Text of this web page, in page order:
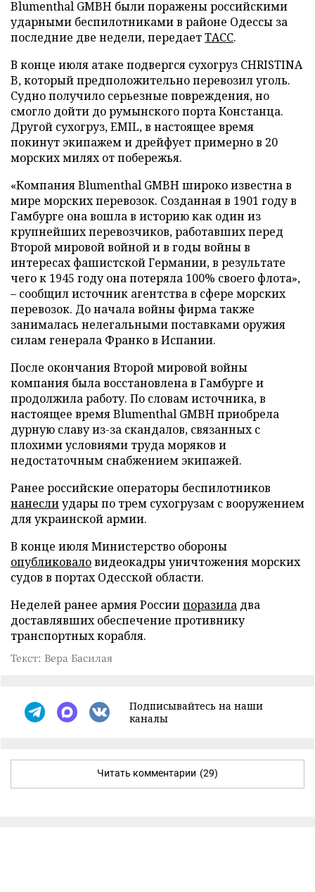
Blumenthal GMBH были поражены российскими
ударными беспилотниками в районе Одессы за
последние две недели, передаетТАСС.
В конце июля атаке подвергся сухогруз CHRISTINA
B, который предположительно перевозил уголь.
Судно получило серьезные повреждения, но
смогло дойти до румынского порта Констанца.
Другой сухогруз, EMIL, в настоящее время
покинут экипажем и дрейфует примерно в 20
морских милях от побережья.
«Компания Blumenthal GMBH широко известна в
мире морских перевозок. Созданная в 1901 году в
Гамбурге она вошла в историю как один из
крупнейших перевозчиков, работавших перед
Второй мировой войной и в годы войны в
интересах фашистской Германии, в результате
чего к 1945 году она потеряла 100% своего флота»,
– сообщил источник агентства в сфере морских
перевозок. До начала войны фирма также
занималась нелегальными поставками оружия
силам генерала Франко в Испании.
После окончания Второй мировой войны
компания была восстановлена в Гамбурге и
продолжила работу. По словам источника, в
настоящее время Blumenthal GMBH приобрела
дурную славу из-за скандалов, связанных с
плохими условиями труда моряков и
недостаточным снабжением экипажей.
Ранее российские операторы беспилотников
нанеслиудары по трем сухогрузам с вооружением
для украинской армии.
В конце июля Министерство обороны
опубликоваловидеокадры уничтожения морских
судов в портах Одесской области.
Неделей ранее армия Россиипоразила два
доставлявших обеспечение противнику
транспортных корабля.
Текст: Вера Басилая
Подписывайтесь на наши
каналы
Читать комментарии (29)